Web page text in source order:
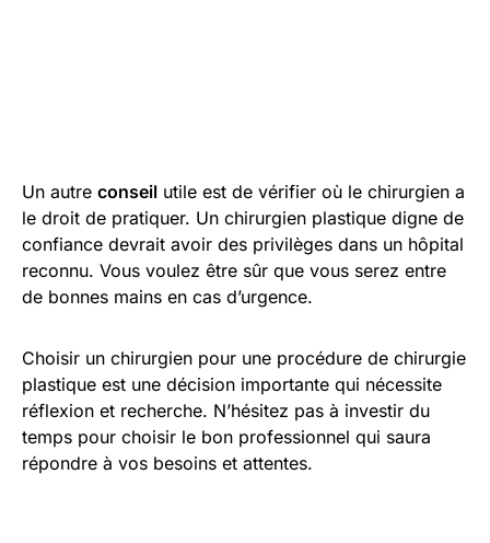
Un autre conseil utile est de vérifier où le chirurgien a
le droit de pratiquer. Un chirurgien plastique digne de
confiance devrait avoir des privilèges dans un hôpital
reconnu. Vous voulez être sûr que vous serez entre
de bonnes mains en cas d’urgence.
Choisir un chirurgien pour une procédure de chirurgie
plastique est une décision importante qui nécessite
réflexion et recherche. N’hésitez pas à investir du
temps pour choisir le bon professionnel qui saura
répondre à vos besoins et attentes.